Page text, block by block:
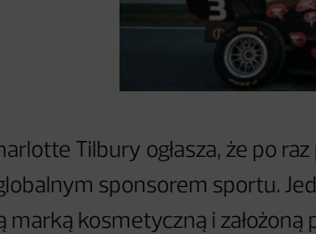
Tilbury ogłasza, że po
sponsorem sportu.
marką kosmetyczną i założoną